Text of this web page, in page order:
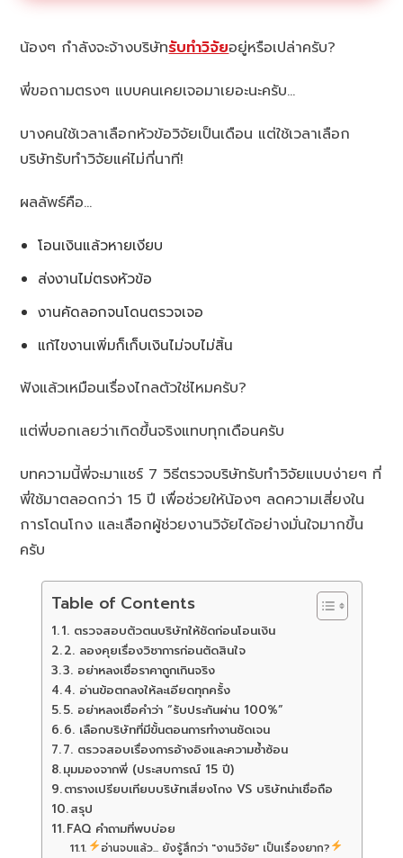
น้องๆ กำลังจะจ้างบริษัทรับทำวิจัยอยู่หรือเปล่าครับ?
พี่ขอถามตรงๆ แบบคนเคยเจอมาเยอะนะครับ…
บางคนใช้เวลาเลือกหัวข้อวิจัยเป็นเดือน แต่ใช้เวลาเลือก
บริษัทรับทำวิจัยแค่ไม่กี่นาที!
ผลลัพธ์คือ…
โอนเงินแล้วหายเงียบ
ส่งงานไม่ตรงหัวข้อ
งานคัดลอกจนโดนตรวจเจอ
แก้ไขงานเพิ่มก็เก็บเงินไม่จบไม่สิ้น
ฟังแล้วเหมือนเรื่องไกลตัวใช่ไหมครับ?
แต่พี่บอกเลยว่าเกิดขึ้นจริงแทบทุกเดือนครับ
บทความนี้พี่จะมาแชร์ 7 วิธีตรวจบริษัทรับทำวิจัยแบบง่ายๆ ที่
พี่ใช้มาตลอดกว่า 15 ปี เพื่อช่วยให้น้องๆ ลดความเสี่ยงใน
การโดนโกง และเลือกผู้ช่วยงานวิจัยได้อย่างมั่นใจมากขึ้น
ครับ
Table of Contents
1. ตรวจสอบตัวตนบริษัทให้ชัดก่อนโอนเงิน
2. ลองคุยเรื่องวิชาการก่อนตัดสินใจ
3. อย่าหลงเชื่อราคาถูกเกินจริง
4. อ่านข้อตกลงให้ละเอียดทุกครั้ง
5. อย่าหลงเชื่อคำว่า “รับประกันผ่าน 100%”
6. เลือกบริษัทที่มีขั้นตอนการทำงานชัดเจน
7. ตรวจสอบเรื่องการอ้างอิงและความซ้ำซ้อน
มุมมองจากพี่ (ประสบการณ์ 15 ปี)
ตารางเปรียบเทียบบริษัทเสี่ยงโกง VS บริษัทน่าเชื่อถือ
สรุป
FAQ คำถามที่พบบ่อย
อ่านจบแล้ว... ยังรู้สึกว่า "งานวิจัย" เป็นเรื่องยาก?